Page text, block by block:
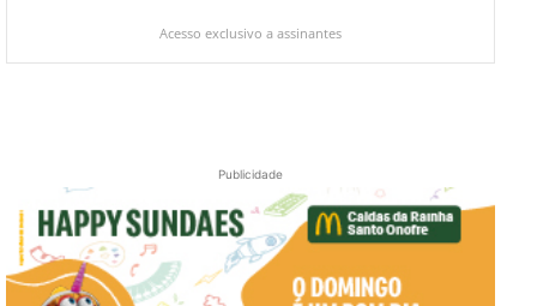
Acesso exclusivo a assinantes
Publicidade